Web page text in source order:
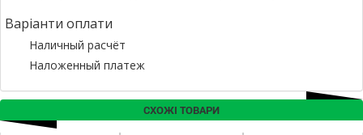
Варіанти оплати
Наличный расчёт
Наложенный платеж
СХОЖІ ТОВАРИ